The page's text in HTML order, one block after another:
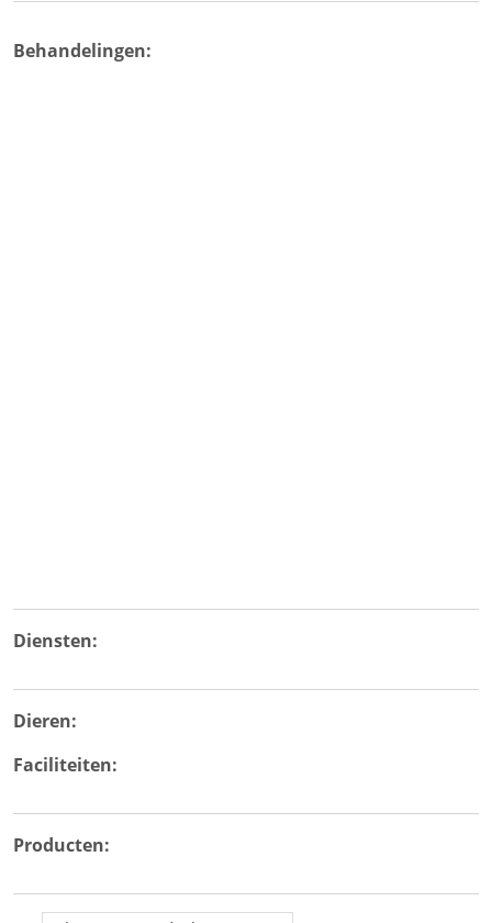
Behandelingen:
Diensten:
Dieren:
Faciliteiten:
Producten: